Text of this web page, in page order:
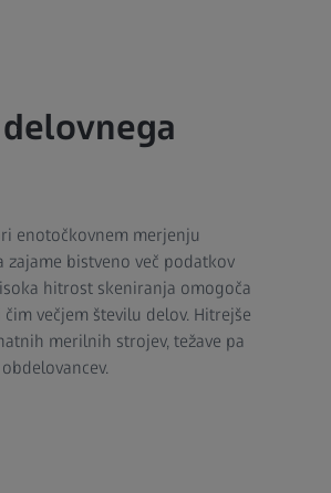
enotočkovnem merjenju
bistveno več podatkov
hitrost skeniranja omogoča
večjem številu delov. Hitrejše
merilnih strojev, težave pa